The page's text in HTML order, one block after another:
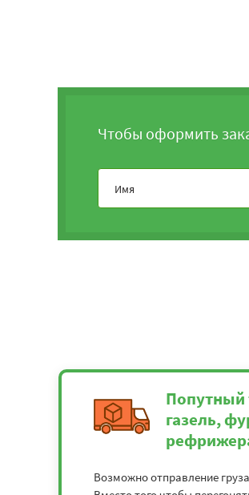
Чтобы оформить
Попутный
газель,
Возможно отправление